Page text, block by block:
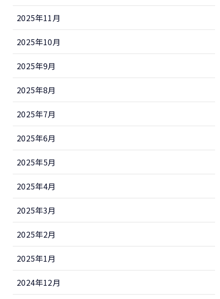
2025年11月
2025年10月
2025年9月
2025年8月
2025年7月
2025年6月
2025年5月
2025年4月
2025年3月
2025年2月
2025年1月
2024年12月